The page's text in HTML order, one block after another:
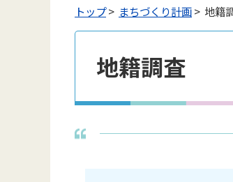
トップ> まちづくり計画> 地籍
地籍調査